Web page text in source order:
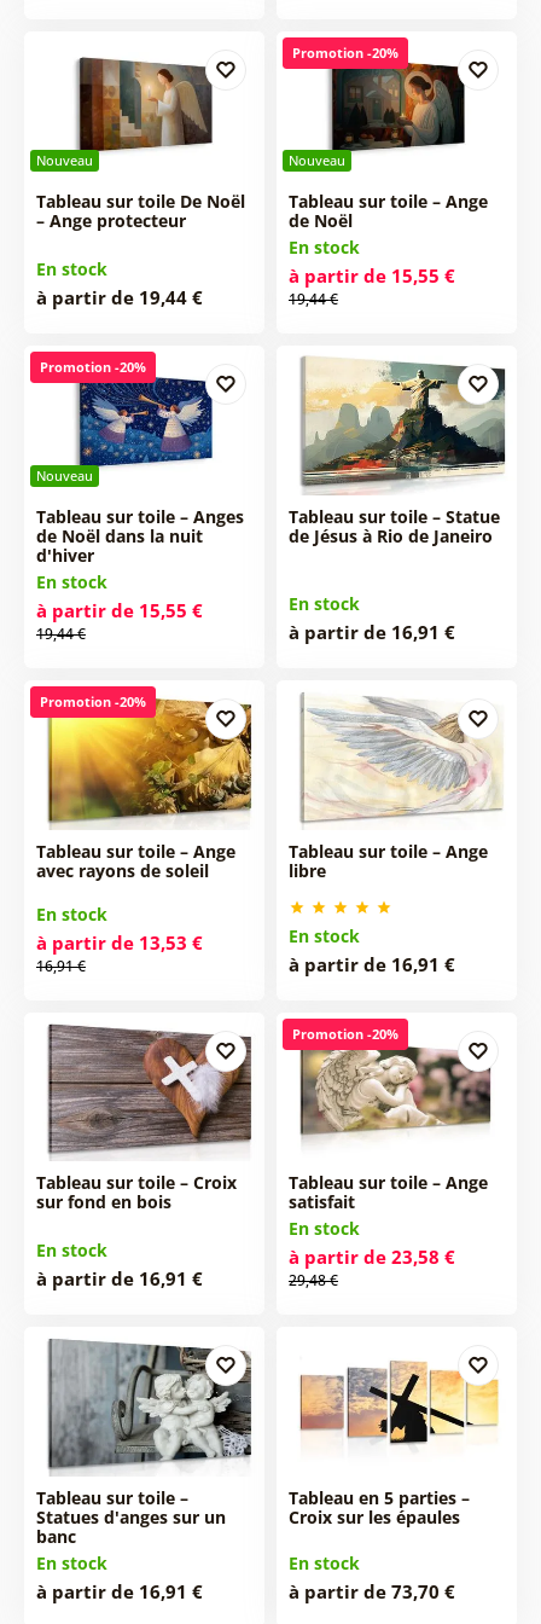
Nouveau
Tableau sur toile De Noël
– Ange protecteur
En stock
à partir de 19,44 €
Nouveau
Promotion -20%
Tableau sur toile – Ange
de Noël
En stock
à partir de 15,55 €
19,44 €
Nouveau
Promotion -20%
Tableau sur toile – Anges
de Noël dans la nuit
d'hiver
En stock
à partir de 15,55 €
19,44 €
Tableau sur toile – Statue
de Jésus à Rio de Janeiro
En stock
à partir de 16,91 €
Promotion -20%
Tableau sur toile – Ange
avec rayons de soleil
En stock
à partir de 13,53 €
16,91 €
Tableau sur toile – Ange
libre
En stock
à partir de 16,91 €
Tableau sur toile – Croix
sur fond en bois
En stock
à partir de 16,91 €
Promotion -20%
Tableau sur toile – Ange
satisfait
En stock
à partir de 23,58 €
29,48 €
Tableau sur toile –
Statues d'anges sur un
banc
En stock
à partir de 16,91 €
Tableau en 5 parties –
Croix sur les épaules
En stock
à partir de 73,70 €